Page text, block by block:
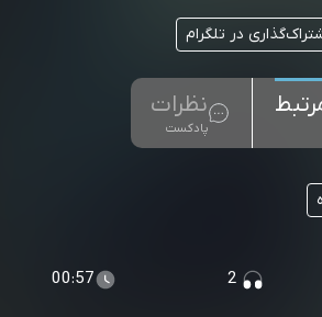
در تلگرام
نظرات
پادکست
00:57